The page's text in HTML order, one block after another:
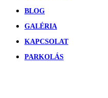
BLOG
GALÉRIA
KAPCSOLAT
PARKOLÁS